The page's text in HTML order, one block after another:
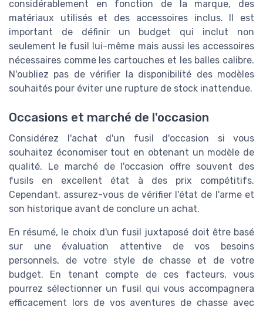
considérablement en fonction de la marque, des
matériaux utilisés et des accessoires inclus. Il est
important de définir un budget qui inclut non
seulement le fusil lui-même mais aussi les accessoires
nécessaires comme les cartouches et les balles calibre.
N'oubliez pas de vérifier la disponibilité des modèles
souhaités pour éviter une rupture de stock inattendue.
Occasions et marché de l'occasion
Considérez l'achat d'un fusil d'occasion si vous
souhaitez économiser tout en obtenant un modèle de
qualité. Le marché de l'occasion offre souvent des
fusils en excellent état à des prix compétitifs.
Cependant, assurez-vous de vérifier l'état de l'arme et
son historique avant de conclure un achat.
En résumé, le choix d'un fusil juxtaposé doit être basé
sur une évaluation attentive de vos besoins
personnels, de votre style de chasse et de votre
budget. En tenant compte de ces facteurs, vous
pourrez sélectionner un fusil qui vous accompagnera
efficacement lors de vos aventures de chasse avec